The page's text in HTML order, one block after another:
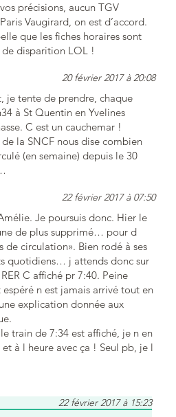
précisions, aucun TGV
Vaugirard, on est d’accord.
que les fiches horaires sont
de disparition LOL !
20 février 2017 à 20:08
je tente de prendre, chaque
à St Quentin en Yvelines
C est un cauchemar !
la SNCF nous dise combien
(en semaine) depuis le 30
22 février 2017 à 07:50
Je poursuis donc. Hier le
de plus supprimé… pour d
de circulation». Bien rodé à ses
quotidiens… j attends donc sur
C affiché pr 7:40. Peine
espéré n est jamais arrivé tout en
explication donnée aux
train de 7:34 est affiché, je n en
à l heure avec ça ! Seul pb, je l
22 février 2017 à 15:23